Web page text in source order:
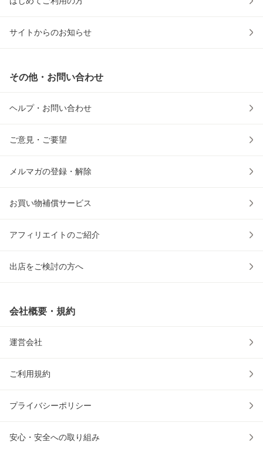
サイトからのお知らせ
その他・お問い合わせ
ヘルプ・お問い合わせ
ご意見・ご要望
メルマガの登録・解除
お買い物補償サービス
アフィリエイトのご紹介
出店をご検討の方へ
会社概要・規約
運営会社
ご利用規約
プライバシーポリシー
安心・安全への取り組み